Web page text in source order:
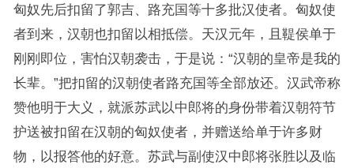
匈奴先后扣留了郭吉、路充国等十多批汉使者。匈奴使
者到来，汉朝也扣留以相抵偿。天汉元年，且鞮侯单于
刚刚即位，害怕汉朝袭击，于是说：“汉朝的皇帝是我的
长辈。”把扣留的汉朝使者路充国等全部放还。汉武帝称
赞他明于大义，就派苏武以中郎将的身份带着汉朝符节
护送被扣留在汉朝的匈奴使者，并赠送给单于许多财
物，以报答他的好意。苏武与副使汉中郎将张胜以及临